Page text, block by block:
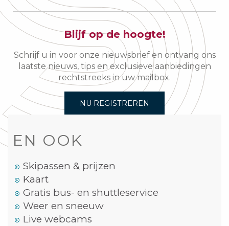
Blijf op de hoogte!
Schrijf u in voor onze nieuwsbrief en ontvang ons
laatste nieuws, tips en exclusieve aanbiedingen
rechtstreeks in uw mailbox.
NU REGISTREREN
EN OOK
Skipassen & prijzen
Kaart
Gratis bus- en shuttleservice
Weer en sneeuw
Live webcams